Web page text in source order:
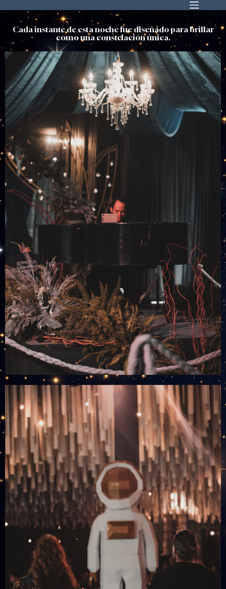
Cada instante de esta noche fue diseñado para brillar
como una constelación única.